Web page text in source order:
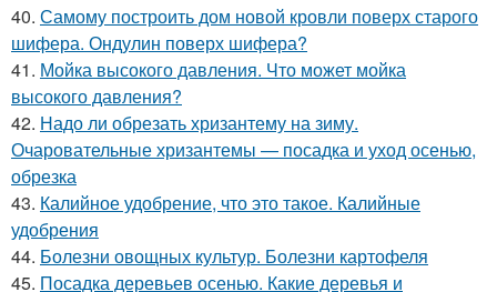
40. Самому построить дом новой кровли поверх старого
шифера. Ондулин поверх шифера?
41. Мойка высокого давления. Что может мойка
высокого давления?
42. Надо ли обрезать хризантему на зиму.
Очаровательные хризантемы — посадка и уход осенью,
обрезка
43. Калийное удобрение, что это такое. Калийные
удобрения
44. Болезни овощных культур. Болезни картофеля
45. Посадка деревьев осенью. Какие деревья и